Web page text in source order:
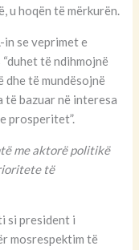
u hoqën të mërkurën.
se veprimet e
të ndihmojnë
të mundësojnë
bazuar në interesa
prosperitet”.
me aktorë politikë
të
si president i
mosrespektim të